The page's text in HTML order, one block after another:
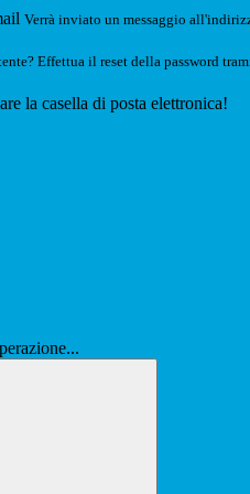
Verrà inviato un messaggio
Effettua il reset della password
la casella di posta elettronica!